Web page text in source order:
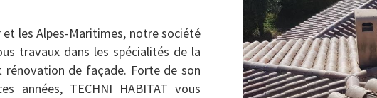
et les Alpes-Maritimes, notre société
travaux dans les spécialités de la
de façade. Forte de son
années, TECHNI HABITAT vous